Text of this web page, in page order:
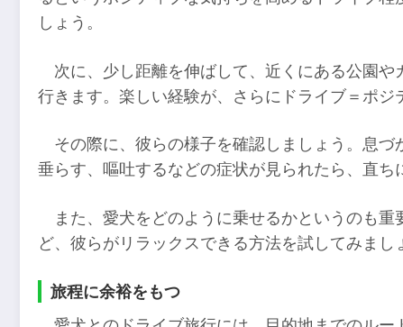
しょう。
次に、少し距離を伸ばして、近くにある公園
行きます。楽しい経験が、さらにドライブ＝ポジ
その際に、彼らの様子を確認しましょう。息
垂らす、嘔吐するなどの症状が見られたら、直ち
また、愛犬をどのように乗せるかというのも
ど、彼らがリラックスできる方法を試してみまし
旅程に余裕をもつ